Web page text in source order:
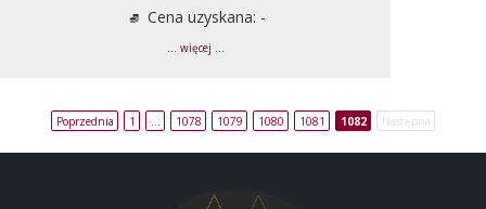
Cena uzyskana: -
... więcej ...
Poprzednia 1 1078 1079 1080 1081 1082 Następna